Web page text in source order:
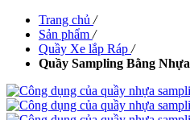
Trang chủ /
Sản phẩm /
Quầy Xe lắp Ráp /
Quầy Sampling Bằng Nhựa